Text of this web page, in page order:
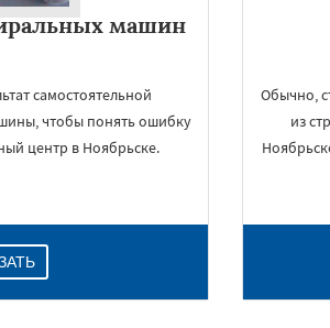
машин
самостоятельной
чтобы понять ошибку
центр в Ноябрьске.
Обычно,
из